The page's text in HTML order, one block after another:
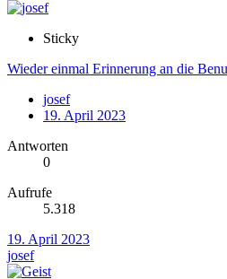
Sticky
Wieder einmal Erinnerung an die
josef
19. April 2023
Antworten
0
Aufrufe
5.318
19. April 2023
josef